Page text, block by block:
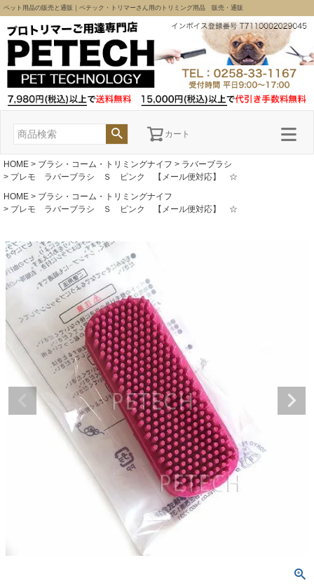
ペット用品の販売と通販｜ペテック・トリマーさん用のトリミング用品 販売・通販
カート
HOME ブラシ・コーム・トリミングナイフ
ラバーブラシ
プレモ ラバーブラシ Ｓ ピンク 【メール便対応】 ☆
HOME
ブラシ・コーム・トリミングナイフ
プレモ ラバーブラシ Ｓ ピンク 【メール便対応】 ☆